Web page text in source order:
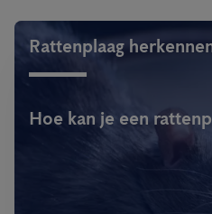
Rattenplaag
Hoe kan je een